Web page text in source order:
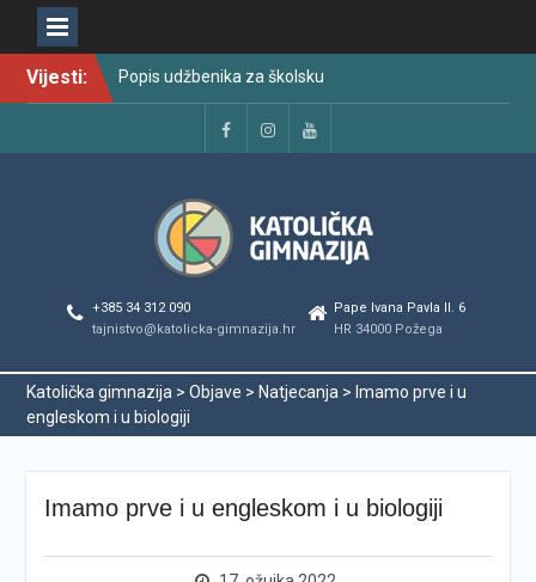
Vijesti:
Popis udžbenika za školsku
Raspored održavanja
popravnih ispita u školskoj
Najava promjena u radu i
organizaciji tijekom ljetnog
odmora učenika za školsku
godinu 2025./2026.
maturalnih svjedodžbi
2022./2026.
Odmor od škole, ali ne i od
vrlina
FacebookInstagramYouTube
+385 34 312 090
tajnistvo@katolicka-gimnazija.hr
Pape Ivana Pavla II. 6
HR 34000 Požega
Katolička gimnazija > Objave > Natjecanja > Imamo prve i u
engleskom i u biologiji
Imamo prve i u engleskom i u biologiji